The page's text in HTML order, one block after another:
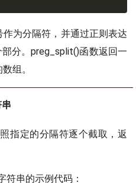
为分隔符，并通过正则表达
分。preg_split()函数返回一
组。
指定的分隔符逐个截取，返
串的示例代码：